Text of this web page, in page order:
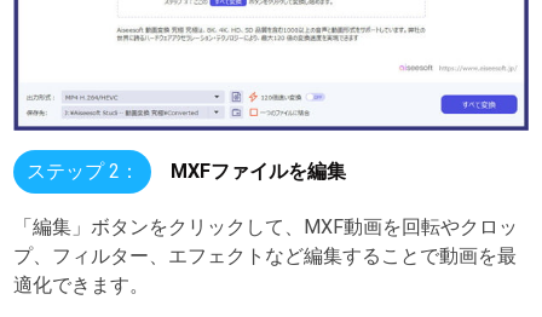
ステップ 2： MXFファイルを編集
「編集」ボタンをクリックして、MXF動画を回転やクロッ
プ、フィルター、エフェクトなど編集することで動画を最
適化できます。